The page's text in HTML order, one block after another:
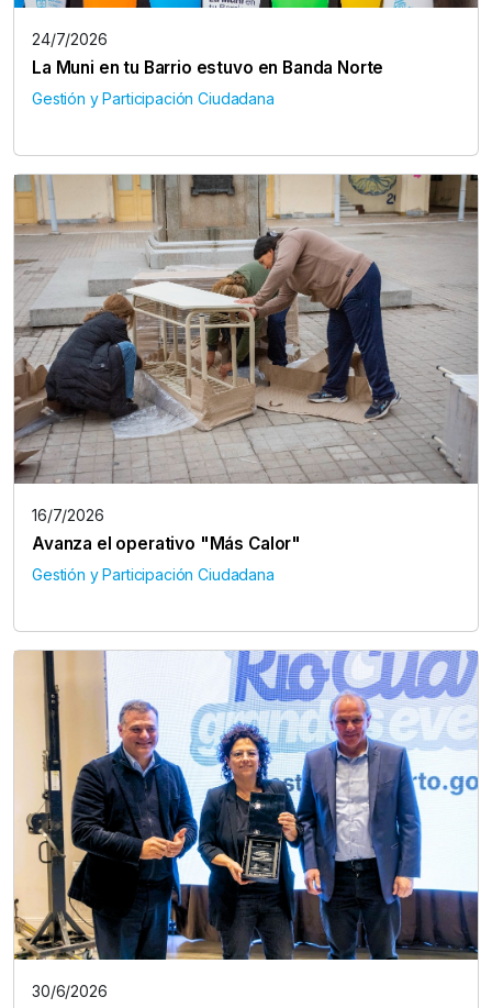
24/7/2026
La Muni en tu Barrio estuvo en Banda Norte
Gestión y Participación Ciudadana
16/7/2026
Avanza el operativo "Más Calor"
Gestión y Participación Ciudadana
30/6/2026